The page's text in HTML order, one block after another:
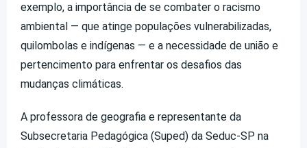
exemplo, a importância de se combater o racismo
ambiental — que atinge populações vulnerabilizadas,
quilombolas e indígenas — e a necessidade de união e
pertencimento para enfrentar os desafios das
mudanças climáticas.
A professora de geografia e representante da
Subsecretaria Pedagógica (Suped) da Seduc-SP na